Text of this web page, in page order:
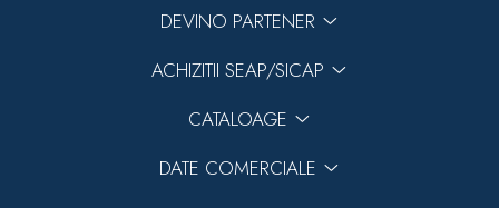
DEVINO PARTENER
ACHIZITII SEAP/SICAP
CATALOAGE
DATE COMERCIALE